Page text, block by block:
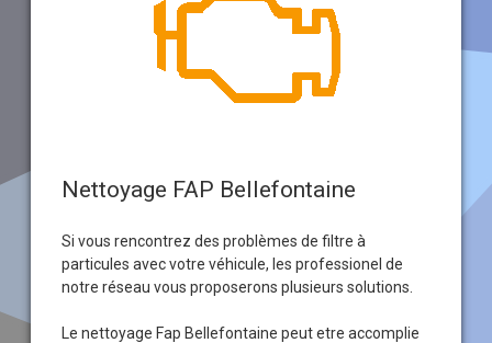
Nettoyage FAP Bellefontaine
Si vous rencontrez des problèmes de filtre à
particules avec votre véhicule, les professionel de
notre réseau vous proposerons plusieurs solutions.
Le nettoyage Fap Bellefontaine peut etre accomplie